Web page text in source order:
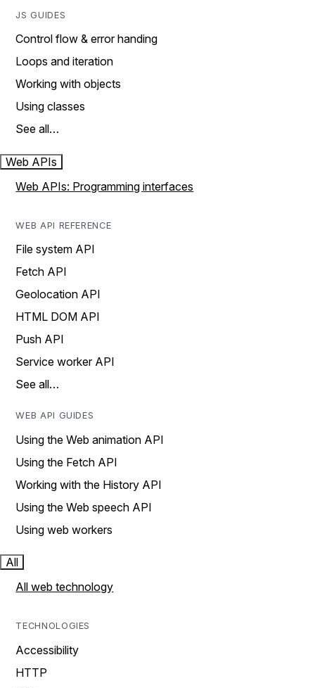
JS GUIDES
Control flow & error handing
Loops and iteration
Working with objects
Using classes
See all…
Web APIs
Web APIs: Programming interfaces
WEB API REFERENCE
File system API
Fetch API
Geolocation API
HTML DOM API
Push API
Service worker API
See all…
WEB API GUIDES
Using the Web animation API
Using the Fetch API
Working with the History API
Using the Web speech API
Using web workers
All
All web technology
TECHNOLOGIES
Accessibility
HTTP